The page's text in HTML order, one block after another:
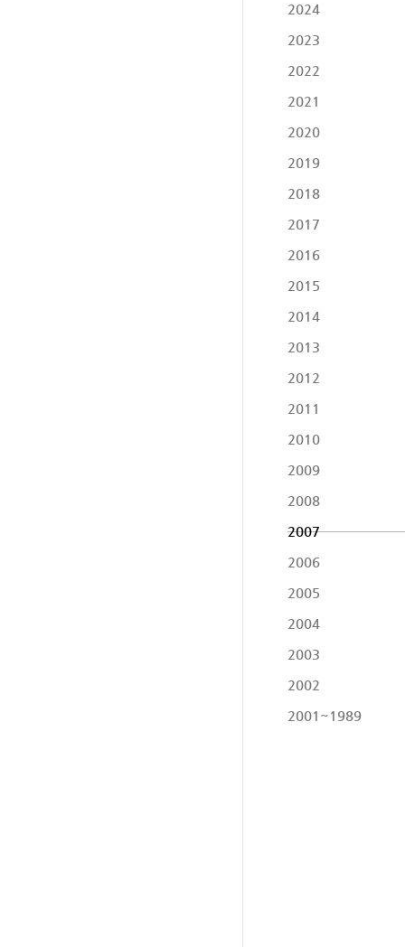
2024
2023
2022
2021
2020
2019
2018
2017
2016
2015
2014
2013
2012
2011
2010
2009
2008
2007
2006
2005
2004
2003
2002
2001~1989